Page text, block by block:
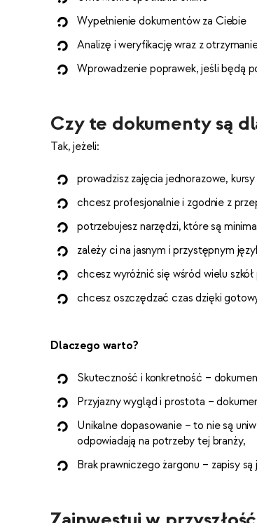
Wypełnienie dokumentów za Ciebie
Analizę i weryfikację wraz z
Wprowadzenie poprawek, jeśli będą
Czy te dokumenty są
Tak, jeżeli:
prowadzisz zajęcia jednorazowe,
chcesz profesjonalnie i zgodnie z
potrzebujesz narzędzi, które są
zależy ci na jasnym i przystępnym
chcesz wyróżnić się wśród wielu
chcesz oszczędzać czas dzięki
Dlaczego warto?
Skuteczność i konkretność –
Przyjazny wygląd i prostota –
Unikalne dopasowanie – to nie są
odpowiadają na potrzeby tej branży,
Brak prawniczego żargonu – zapisy